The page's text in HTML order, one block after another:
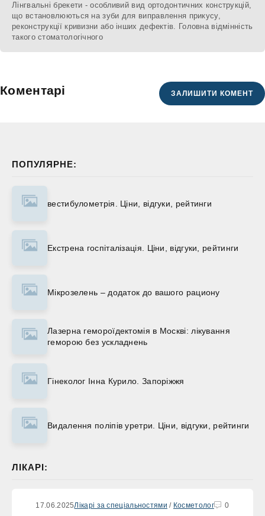
ПОПУЛЯРНЕ:
вестибулометрія. Ціни, відгуки, рейтинги
Екстрена госпіталізація. Ціни, відгуки, рейтинги
Мікрозелень – додаток до вашого рациону
Лазерна гемороїдектомія в Москві: лікування
геморою без ускладнень
Гінеколог Інна Курило. Запоріжжя
Видалення поліпів уретри. Ціни, відгуки, рейтинги
ЛІКАРІ:
17.06.2025Лікарі за спеціальностями / Косметолог 0
Лінгвальні брекети - особливий вид ортодонтичних конструкцій,
що встановлюються на зуби для виправлення прикусу,
реконструкції кривизни або інших дефектів. Головна відмінність
такого стоматологічного
Коментарі ЗАЛИШИТИ КОМЕНТ